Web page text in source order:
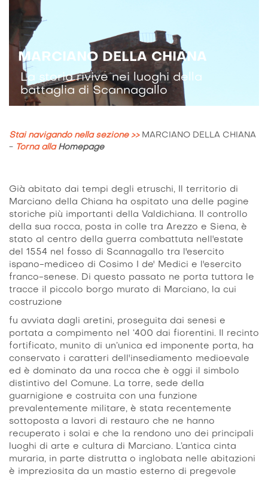
MARCIANO DELLA CHIANA
La storia rivive nei luoghi della
battaglia di Scannagallo
Stai navigando nella sezione >> MARCIANO DELLA CHIANA
- Torna alla Homepage
Già abitato dai tempi degli etruschi, Il territorio di
Marciano della Chiana ha ospitato una delle pagine
storiche più importanti della Valdichiana. Il controllo
della sua rocca, posta in colle tra Arezzo e Siena, è
stato al centro della guerra combattuta nell'estate
del 1554 nel fosso di Scannagallo tra l'esercito
ispano-mediceo di Cosimo I de' Medici e l'esercito
franco-senese. Di questo passato ne porta tuttora le
tracce il piccolo borgo murato di Marciano, la cui
costruzione
fu avviata dagli aretini, proseguita dai senesi e
portata a compimento nel ‘400 dai fiorentini. Il recinto
fortificato, munito di un’unica ed imponente porta, ha
conservato i caratteri dell'insediamento medioevale
ed è dominato da una rocca che è oggi il simbolo
distintivo del Comune. La torre, sede della
guarnigione e costruita con una funzione
prevalentemente militare, è stata recentemente
sottoposta a lavori di restauro che ne hanno
recuperato i solai e che la rendono uno dei principali
luoghi di arte e cultura di Marciano. L’antica cinta
muraria, in parte distrutta o inglobata nelle abitazioni
è impreziosita da un mastio esterno di pregevole